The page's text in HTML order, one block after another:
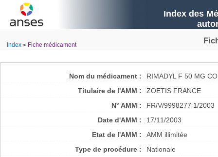
Index des
Index Fiche médicament
Nom du médicament :
RIMADYL F 50 MG
Titulaire de l'AMM :
ZOETIS FRANCE
N° AMM :
FR/V/9998277 1/2003
Date d'AMM :
17/11/2003
Etat de l'AMM :
AMM illimitée
Type de procédure :
Nationale